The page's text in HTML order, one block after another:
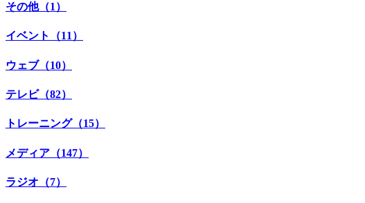
その他（1）
イベント（11）
ウェブ（10）
テレビ（82）
トレーニング（15）
メディア（147）
ラジオ（7）